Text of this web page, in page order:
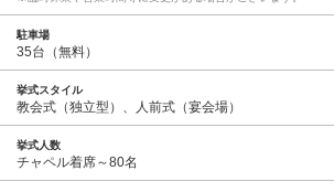
駐車場
35台（無料）
挙式スタイル
教会式（独立型）、人前式（宴会場）
挙式人数
チャペル着席～80名